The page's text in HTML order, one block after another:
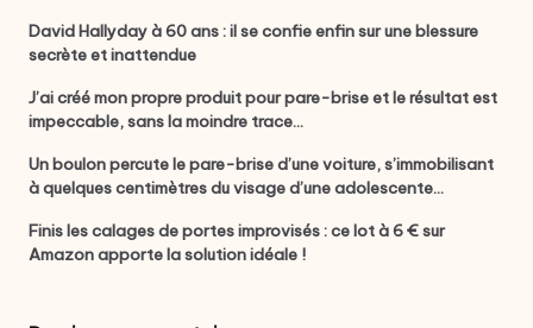
David Hallyday à 60 ans : il se confie enfin sur une blessure
secrète et inattendue
J’ai créé mon propre produit pour pare-brise et le résultat est
impeccable, sans la moindre trace…
Un boulon percute le pare-brise d’une voiture, s’immobilisant
à quelques centimètres du visage d’une adolescente…
Finis les calages de portes improvisés : ce lot à 6 € sur
Amazon apporte la solution idéale !